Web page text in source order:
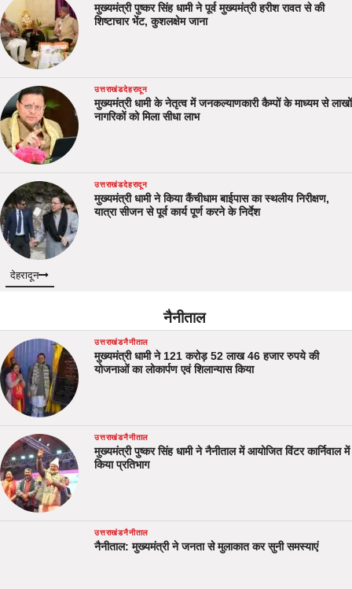
मुख्यमंत्री पुष्कर सिंह धामी ने पूर्व मुख्यमंत्री हरीश रावत से की
शिष्टाचार भेंट, कुशलक्षेम जाना
उत्तराखंडदेहरादून
मुख्यमंत्री धामी के नेतृत्व में जनकल्याणकारी कैम्पों के माध्यम से लाखों
नागरिकों को मिला सीधा लाभ
उत्तराखंडदेहरादून
मुख्यमंत्री धामी ने किया कैंचीधाम बाईपास का स्थलीय निरीक्षण,
यात्रा सीजन से पूर्व कार्य पूर्ण करने के निर्देश
देहरादून
नैनीताल
उत्तराखंडनैनीताल
मुख्यमंत्री धामी ने 121 करोड़ 52 लाख 46 हजार रुपये की
योजनाओं का लोकार्पण एवं शिलान्यास किया
उत्तराखंडनैनीताल
मुख्यमंत्री पुष्कर सिंह धामी ने नैनीताल में आयोजित विंटर कार्निवाल में
किया प्रतिभाग
उत्तराखंडनैनीताल
नैनीताल: मुख्यमंत्री ने जनता से मुलाकात कर सुनी समस्याएं